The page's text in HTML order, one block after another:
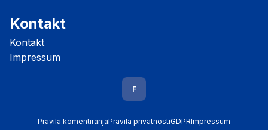
Kontakt
Kontakt
Impressum
F
Pravila komentiranjaPravila privatnostiGDPRImpressum